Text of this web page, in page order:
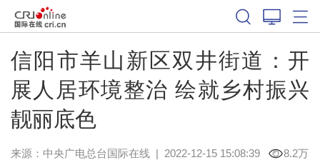
信阳市羊山新区双井街道：开
展人居环境整治 绘就乡村振兴
靓丽底色
来源：中央广电总台国际在线| 2022-12-15 15:08:39 8.2万